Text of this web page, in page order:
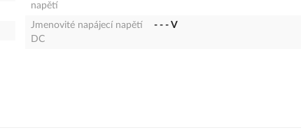
napětí
Jmenovité napájecí napětí
DC
- - - V